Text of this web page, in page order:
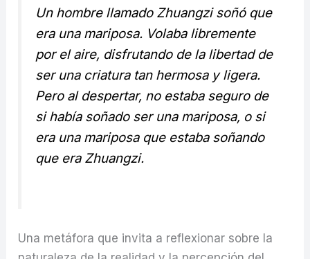
Un hombre llamado Zhuangzi soñó que
era una mariposa. Volaba libremente
por el aire, disfrutando de la libertad de
ser una criatura tan hermosa y ligera.
Pero al despertar, no estaba seguro de
si había soñado ser una mariposa, o si
era una mariposa que estaba soñando
que era Zhuangzi.
Una metáfora que invita a reflexionar sobre la